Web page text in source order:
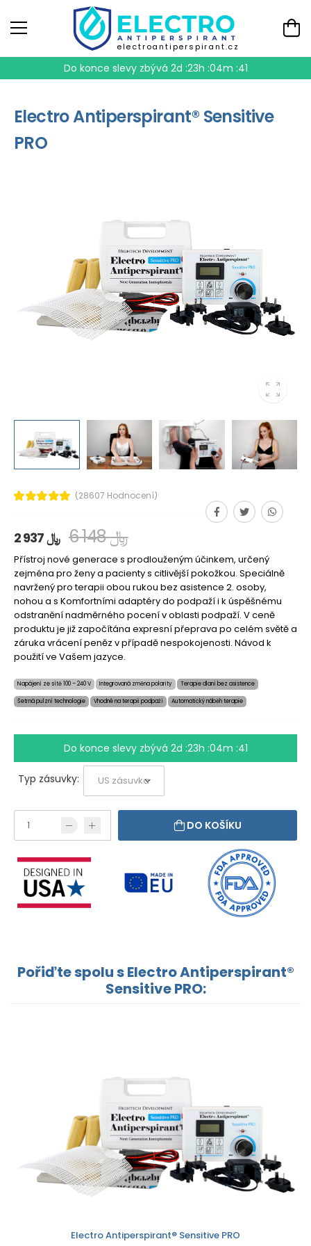
electroantiperspirant.cz
Do konce slevy zbývá 2d :23h :04m :41
Electro Antiperspirant® Sensitive
PRO
(28607 Hodnocení)
2 937 ﷼ 6 148 ﷼
Přístroj nové generace s prodlouženým účinkem, určený
zejména pro ženy a pacienty s citlivější pokožkou. Speciálně
navržený pro terapii obou rukou bez asistence 2. osoby,
nohou a s Komfortními adaptéry do podpaží i k úspěšnému
odstranění nadměrného pocení v oblasti podpaží. V ceně
produktu je již započítána expresní přeprava po celém světě a
záruka vrácení peněz v případě nespokojenosti. Návod k
použití ve Vašem jazyce.
Napájení ze sítě 100 – 240 V Integrovaná změna polarity Terapie dlaní bez asistence
Šetrná pulzní technologie Vhodné na terapii podpaží Automatický náběh terapie
Do konce slevy zbývá 2d :23h :04m :41
Typ zásuvky:
DO KOŠÍKU
Pořiďte spolu s Electro Antiperspirant®
Sensitive PRO:
Electro Antiperspirant® Sensitive PRO